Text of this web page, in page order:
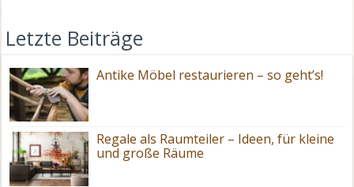
Letzte Beiträge
Antike Möbel restaurieren – so geht’s!
Regale als Raumteiler – Ideen, für kleine
und große Räume